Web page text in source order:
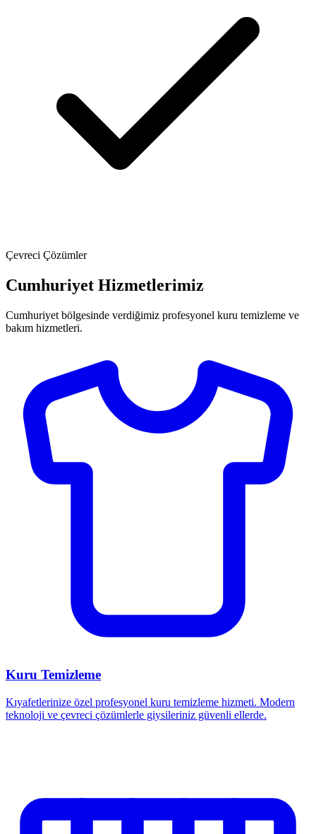
Çevreci Çözümler
Cumhuriyet Hizmetlerimiz
Cumhuriyet bölgesinde verdiğimiz profesyonel kuru temizleme ve
bakım hizmetleri.
Kuru Temizleme
Kıyafetlerinize özel profesyonel kuru temizleme hizmeti. Modern
teknoloji ve çevreci çözümlerle giysileriniz güvenli ellerde.